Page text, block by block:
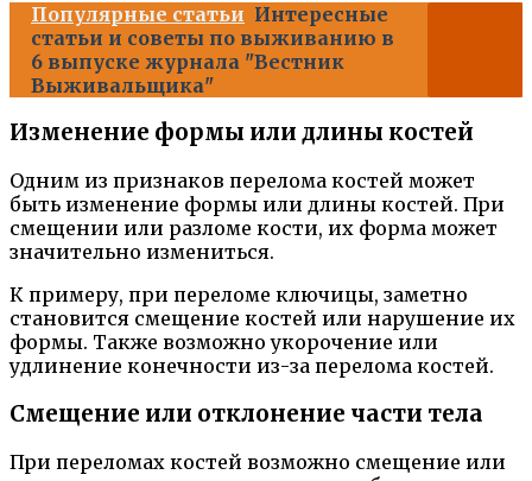
Популярные статьи Интересные
статьи и советы по выживанию в
6 выпуске журнала "Вестник
Выживальщика"
Изменение формы или длины костей
Одним из признаков перелома костей может
быть изменение формы или длины костей. При
смещении или разломе кости, их форма может
значительно измениться.
К примеру, при переломе ключицы, заметно
становится смещение костей или нарушение их
формы. Также возможно укорочение или
удлинение конечности из-за перелома костей.
Смещение или отклонение части тела
При переломах костей возможно смещение или